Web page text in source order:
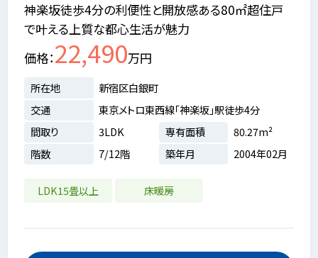
神楽坂徒歩4分の利便性と開放感ある80㎡超住戸
で叶える上質な都心生活が魅力
価格 22,490万円
所在地
新宿区白銀町
交通
東京メトロ東西線「神楽坂」駅徒歩4分
間取り
3LDK 専有面積
80.27m²
階数
7/12階 築年月 2004年02月
LDK15畳以上 床暖房